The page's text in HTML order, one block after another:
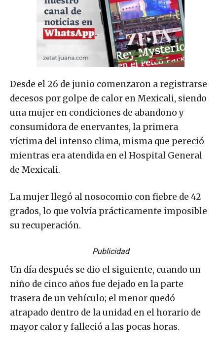
Desde el 26 de junio comenzaron a registrarse
decesos por golpe de calor en Mexicali, siendo
una mujer en condiciones de abandono y
consumidora de enervantes, la primera
víctima del intenso clima, misma que pereció
mientras era atendida en el Hospital General
de Mexicali.
La mujer llegó al nosocomio con fiebre de 42
grados, lo que volvía prácticamente imposible
su recuperación.
Publicidad
Un día después se dio el siguiente, cuando un
niño de cinco años fue dejado en la parte
trasera de un vehículo; el menor quedó
atrapado dentro de la unidad en el horario de
mayor calor y falleció a las pocas horas.